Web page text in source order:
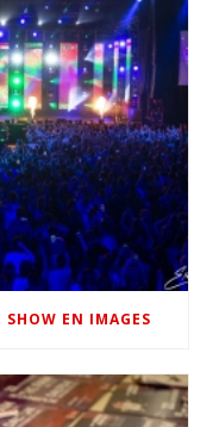
EN IMAGES